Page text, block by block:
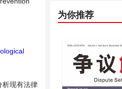
析现有法律
为你推荐